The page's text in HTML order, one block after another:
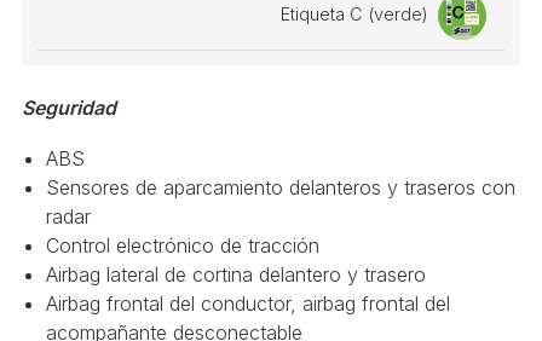
Etiqueta C (verde)
Seguridad
ABS
Sensores de aparcamiento delanteros y traseros con
radar
Control electrónico de tracción
Airbag lateral de cortina delantero y trasero
Airbag frontal del conductor, airbag frontal del
acompañante desconectable